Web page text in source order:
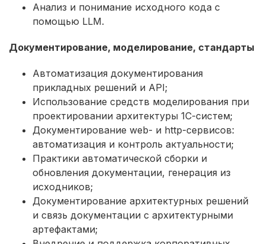
Анализ и понимание исходного кода с
помощью LLM.
Документирование, моделирование, стандарты
Автоматизация документирования
прикладных решений и API;
Использование средств моделирования при
проектировании архитектуры 1С-систем;
Документирование web- и http-сервисов:
автоматизация и контроль актуальности;
Практики автоматической сборки и
обновления документации, генерация из
исходников;
Документирование архитектурных решений
и связь документации с архитектурными
артефактами;